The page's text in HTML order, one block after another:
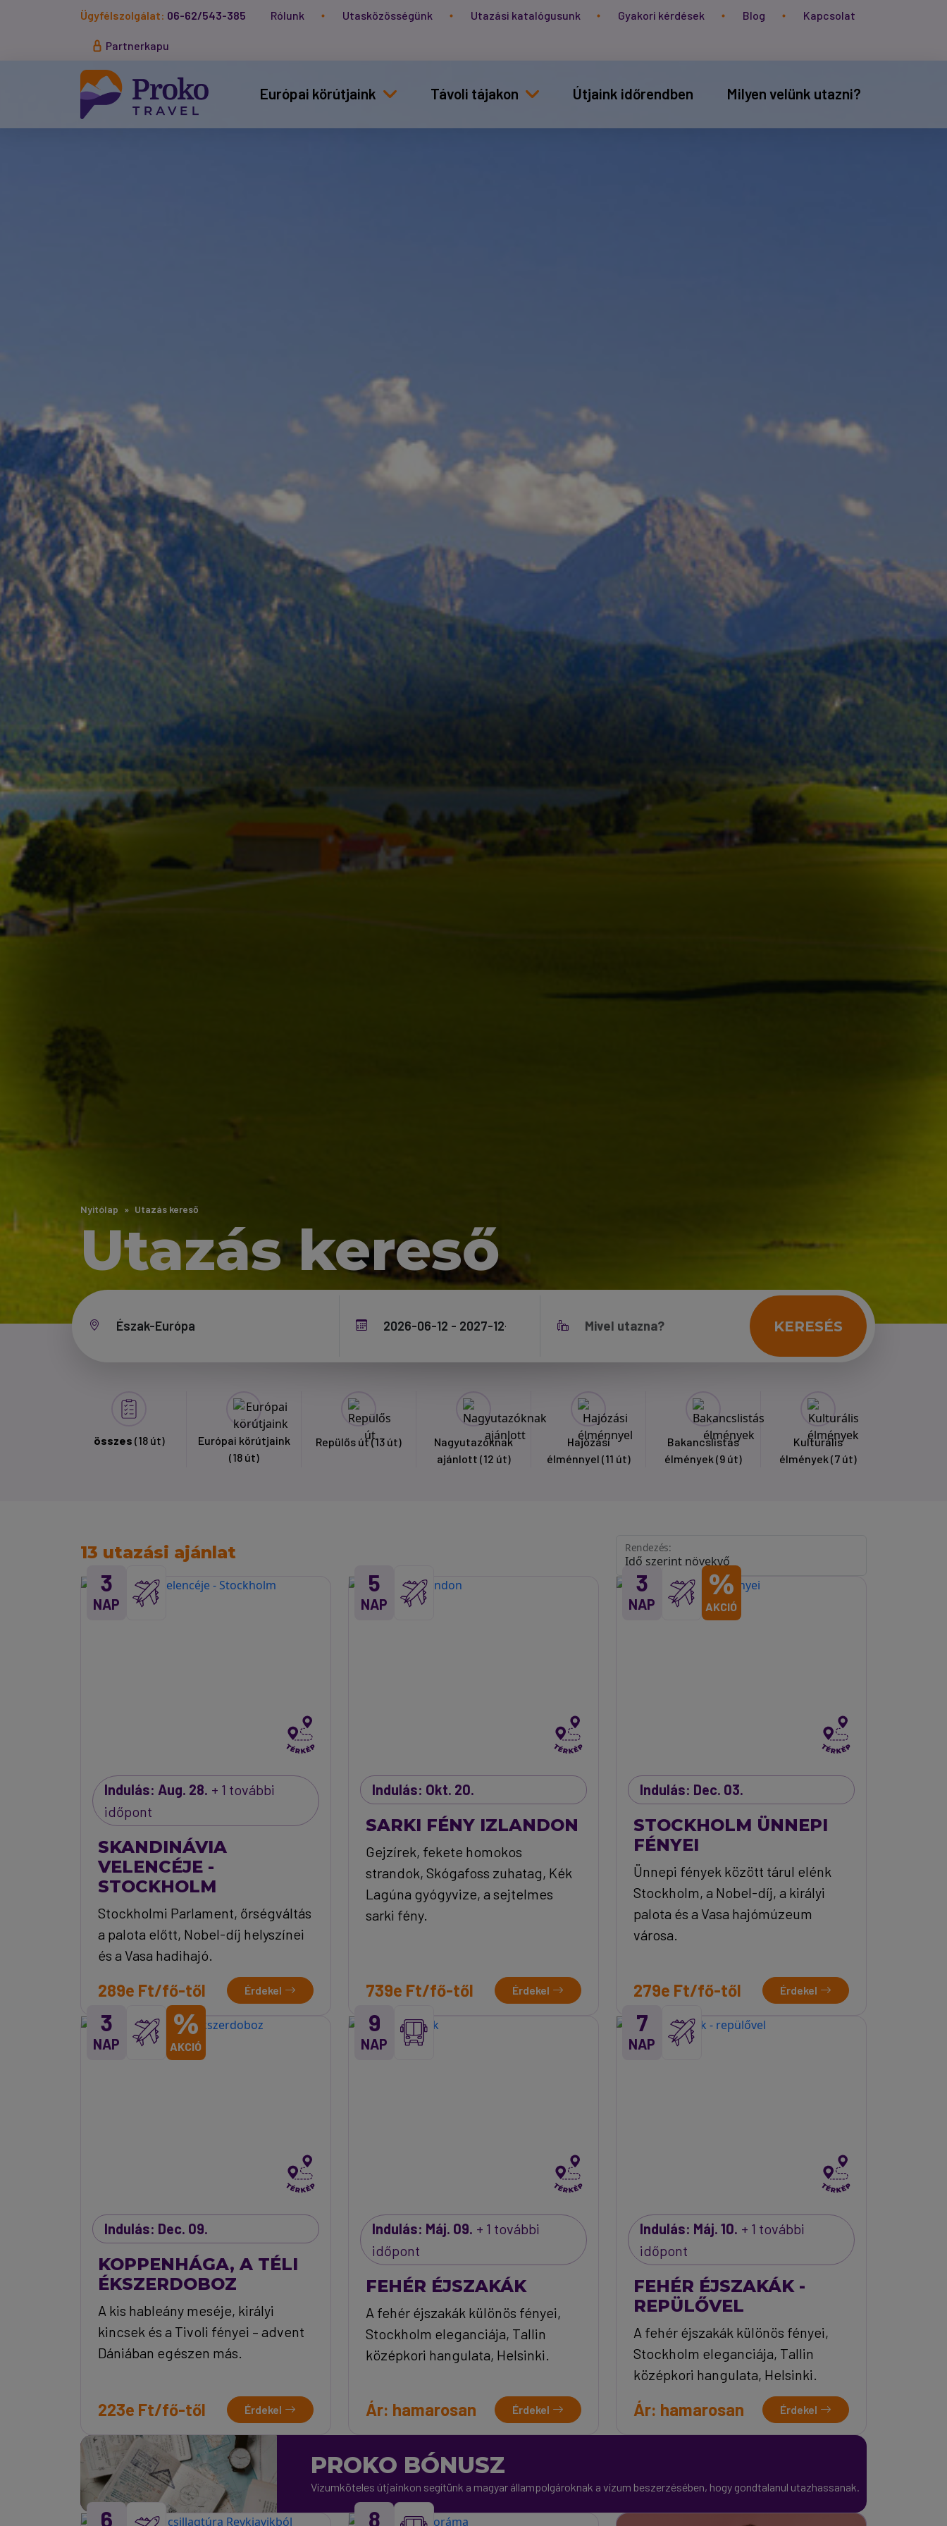
Ügyfélszolgálat: 06-62/543-385 Rólunk Utasközösségünk Utazási katalógusunk Gyakori kérdések Blog Kapcsolat
Partnerkapu
Európai körútjaink Távoli tájakon Útjaink időrendben Milyen velünk utazni?
Nyitólap Utazás kereső
Utazás kereső
KERESÉS
összes (18 út)
Európai körútjaink
(18 út)
Repülős út(13 út)
Nagyutazóknak
ajánlott (12 út)
Hajózási
élménnyel (11 út)
Bakancslistás
élmények (9 út)
Kulturális
élmények (7 út)
13 utazási ajánlat Rendezés:
3
NAP
Indulás: Aug. 28. + 1 további
időpont
SKANDINÁVIA
VELENCÉJE -
STOCKHOLM
Stockholmi Parlament, őrségváltás
a palota előtt, Nobel-díj helyszínei
és a Vasa hadihajó.
289e Ft/fő-től Érdekel
5
NAP
Indulás: Okt. 20.
SARKI FÉNY IZLANDON
Gejzírek, fekete homokos
strandok, Skógafoss zuhatag, Kék
Lagúna gyógyvize, a sejtelmes
sarki fény.
739e Ft/fő-től Érdekel
3
NAP
%
AKCIÓ
Indulás: Dec. 03.
STOCKHOLM ÜNNEPI
FÉNYEI
Ünnepi fények között tárul elénk
Stockholm, a Nobel-díj, a királyi
palota és a Vasa hajómúzeum
városa.
279e Ft/fő-től Érdekel
3
NAP
%
AKCIÓ
Indulás: Dec. 09.
KOPPENHÁGA, A TÉLI
ÉKSZERDOBOZ
A kis hableány meséje, királyi
kincsek és a Tivoli fényei – advent
Dániában egészen más.
223e Ft/fő-től Érdekel
9
NAP
Indulás: Máj. 09. + 1 további
időpont
FEHÉR ÉJSZAKÁK
A fehér éjszakák különös fényei,
Stockholm eleganciája, Tallin
középkori hangulata, Helsinki.
Ár: hamarosan Érdekel
7
NAP
Indulás: Máj. 10. + 1 további
időpont
FEHÉR ÉJSZAKÁK -
REPÜLŐVEL
A fehér éjszakák különös fényei,
Stockholm eleganciája, Tallin
középkori hangulata, Helsinki.
Ár: hamarosan Érdekel
PROKO BÓNUSZ
Vízumköteles útjainkon segítünk a magyar állampolgároknak a vízum beszerzésében, hogy gondtalanul utazhassanak.
6 8